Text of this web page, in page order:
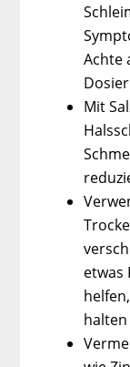
Achte
Mit
etwas